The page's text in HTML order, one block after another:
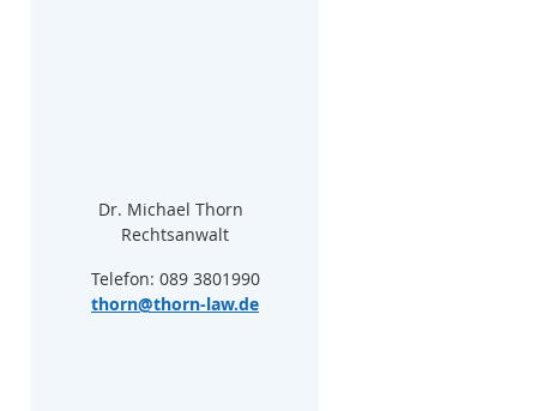
Dr. Michael Thorn
Rechtsanwalt
Telefon: 089 3801990
thorn@thorn-law.de